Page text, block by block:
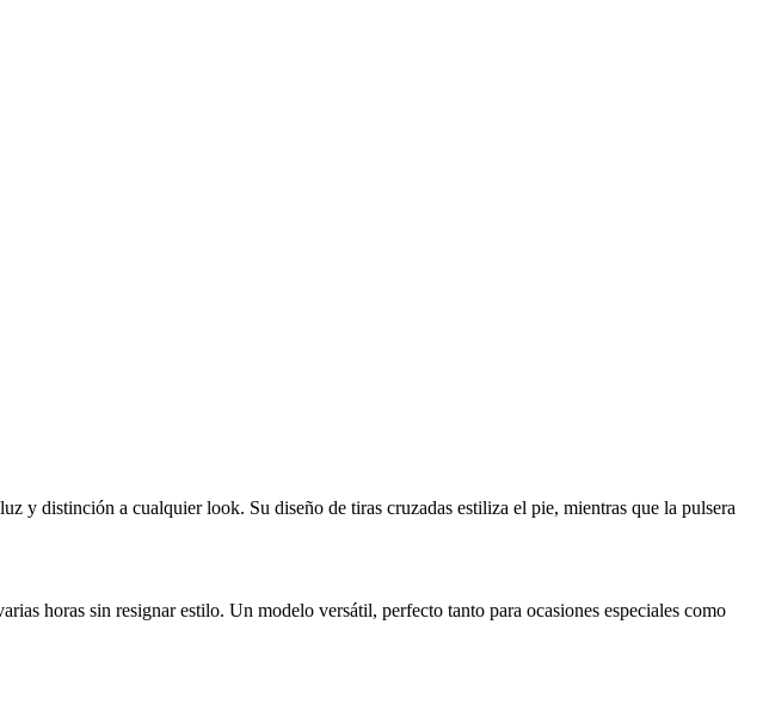
y distinción a cualquier look. Su diseño de tiras cruzadas estiliza el pie, mientras que la pulsera
horas sin resignar estilo. Un modelo versátil, perfecto tanto para ocasiones especiales como